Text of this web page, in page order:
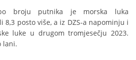
broju putnika je morska luka
8,3 posto više, a iz DZS-a napominju i
luke u drugom tromjesečju 2023.
lani.